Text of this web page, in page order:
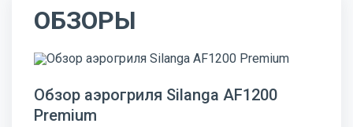
ОБЗОРЫ
Обзор аэрогриля Silanga AF1200
Premium